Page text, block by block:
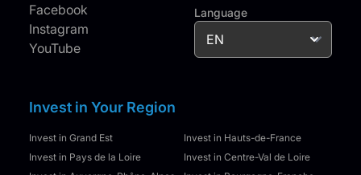
Facebook
Instagram
YouTube
Language
Invest in Your Region
Invest in Grand Est
Invest in Hauts-de-France
Invest in Pays de la Loire
Invest in Centre-Val de Loire